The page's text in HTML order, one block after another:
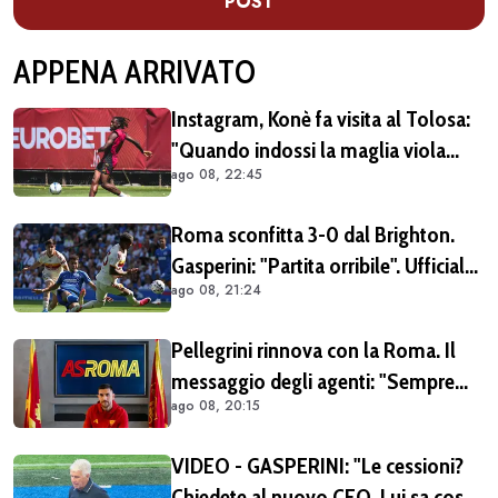
APPENA ARRIVATO
Instagram, Konè fa visita al Tolosa:
"Quando indossi la maglia viola
diventi parte della famiglia. Era
VIDEO)
ago 08, 22:45
Roma sconfitta 3-0 dal Brighton.
Gasperini: "Partita orribile". Ufficiale
il rinnovo di Pellegrini
ago 08, 21:24
Pellegrini rinnova con la Roma. Il
messaggio degli agenti: "Sempre
orgogliosi di essere al tuo fianco"
ago 08, 20:15
VIDEO - GASPERINI: "Le cessioni?